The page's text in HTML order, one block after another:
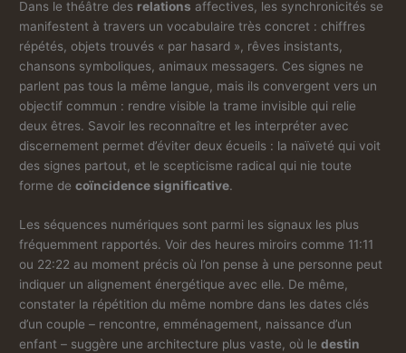
Dans le théâtre des relations affectives, les synchronicités se
manifestent à travers un vocabulaire très concret : chiffres
répétés, objets trouvés « par hasard », rêves insistants,
chansons symboliques, animaux messagers. Ces signes ne
parlent pas tous la même langue, mais ils convergent vers un
objectif commun : rendre visible la trame invisible qui relie
deux êtres. Savoir les reconnaître et les interpréter avec
discernement permet d’éviter deux écueils : la naïveté qui voit
des signes partout, et le scepticisme radical qui nie toute
forme decoïncidence significative.
Les séquences numériques sont parmi les signaux les plus
fréquemment rapportés. Voir des heures miroirs comme 11:11
ou 22:22 au moment précis où l’on pense à une personne peut
indiquer un alignement énergétique avec elle. De même,
constater la répétition du même nombre dans les dates clés
d’un couple – rencontre, emménagement, naissance d’un
enfant – suggère une architecture plus vaste, où ledestin